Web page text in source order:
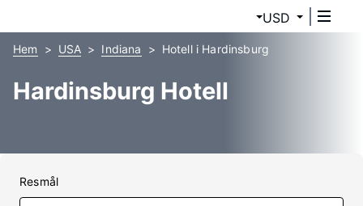
USD
Hem USA Indiana Hotell i Hardinsburg
Hardinsburg Hotell
Resmål